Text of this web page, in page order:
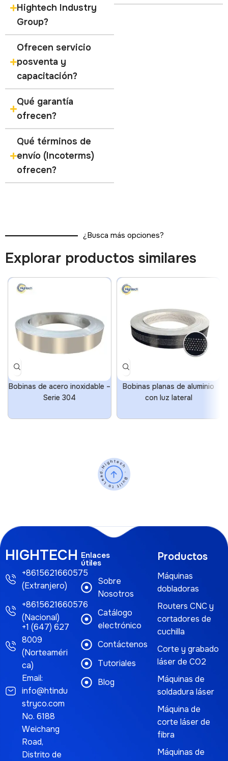
Hightech Industry
Group?
Ofrecen servicio
posventa y
capacitación?
Qué garantía
ofrecen?
Qué términos de
envío (Incoterms)
ofrecen?
¿Busca más opciones?
Explorar productos similares
Bobinas de acero inoxidable –
Serie 304
Bobinas planas de aluminio
con luz lateral
HIGHTECH
+8615621660575
(Extranjero)
+8615621660576
(Nacional)
+1 (647) 627
8009
(Norteaméri
ca)
Email:
info@htindu
stryco.com
No. 6188
Weichang
Road,
Distrito de
Enlaces
útiles
Sobre
Nosotros
Catálogo
electrónico
Contáctenos
Tutoriales
Blog
Productos
Máquinas
dobladoras
Routers CNC y
cortadores de
cuchilla
Corte y grabado
láser de CO2
Máquinas de
soldadura láser
Máquina de
corte láser de
fibra
Máquinas de